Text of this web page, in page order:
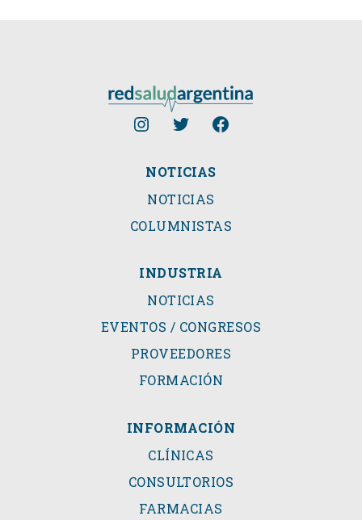
NOTICIAS
NOTICIAS
COLUMNISTAS
INDUSTRIA
NOTICIAS
EVENTOS / CONGRESOS
PROVEEDORES
FORMACIÓN
INFORMACIÓN
CLÍNICAS
CONSULTORIOS
FARMACIAS